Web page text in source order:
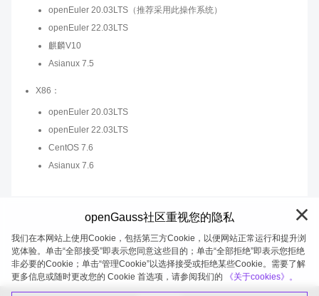
openEuler 20.03LTS（推荐采用此操作系统）
openEuler 22.03LTS
麒麟V10
Asianux 7.5
X86：
openEuler 20.03LTS
openEuler 22.03LTS
CentOS 7.6
Asianux 7.6
openGauss 2026-08-07 20:27:02
openGauss社区重视您的隐私
我们在本网站上使用Cookie，包括第三方Cookie，以便网站正常运行和提升浏
览体验。单击“全部接受”即表示您同意这些目的；单击“全部拒绝”即表示您拒绝
非必要的Cookie；单击“管理Cookie”以选择接受或拒绝某些Cookie。需要了解
更多信息或随时更改您的 Cookie 首选项，请参阅我们的
《关于cookies》。